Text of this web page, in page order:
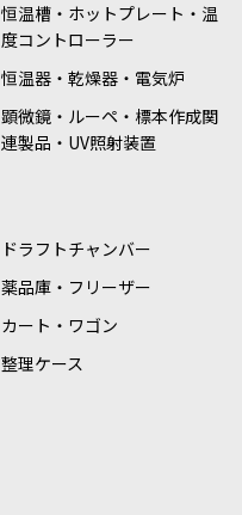
恒温槽・ホットプレート・温
度コントローラー
恒温器・乾燥器・電気炉
顕微鏡・ルーペ・標本作成関
連製品・UV照射装置
ドラフトチャンバー
薬品庫・フリーザー
カート・ワゴン
整理ケース